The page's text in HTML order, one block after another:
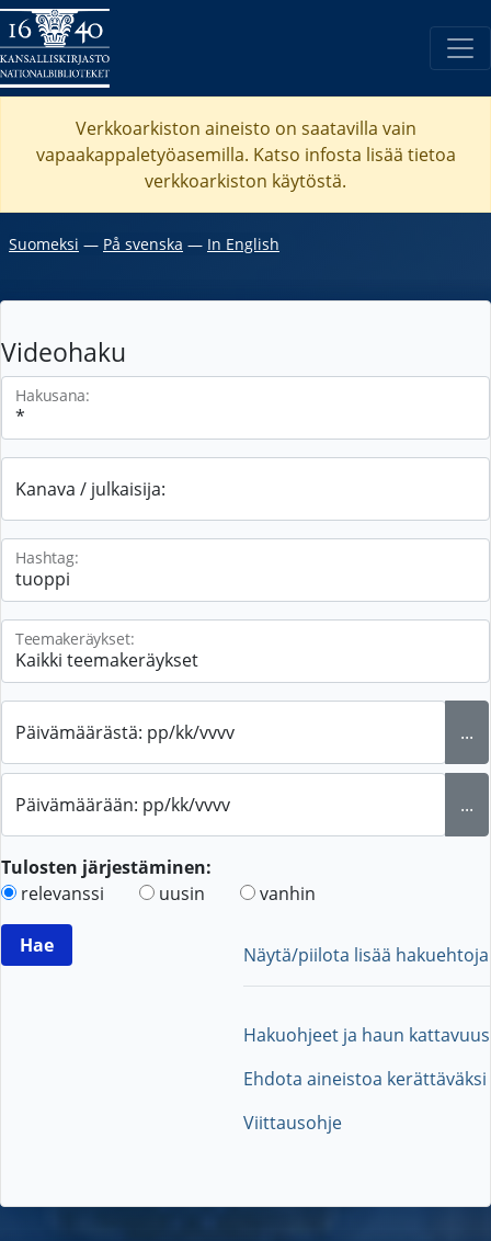
Verkkoarkiston aineisto on saatavilla vain
vapaakappaletyöasemilla. Katso infosta lisää tietoa
verkkoarkiston käytöstä.
Suomeksi ― På svenska ― In English
Videohaku
Hakusana:
Kanava / julkaisija:
Hashtag:
Teemakeräykset:
Päivämäärästä: pp/kk/vvvv ...
Päivämäärään: pp/kk/vvvv ...
Tulosten järjestäminen:
relevanssi
uusin vanhin
Näytä/piilota lisää hakuehtoja
Hakuohjeet ja haun kattavuus
Ehdota aineistoa kerättäväksi
Viittausohje